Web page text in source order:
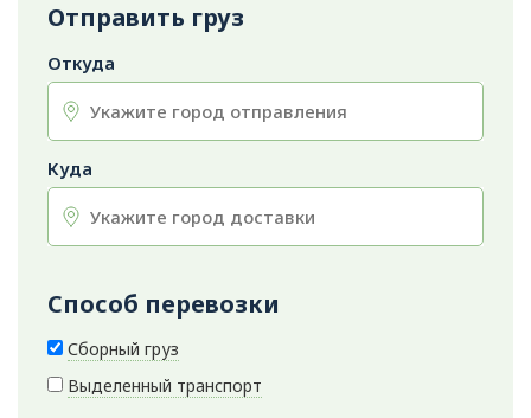
Отправить груз
Откуда
Куда
Способ перевозки
Сборный груз
Выделенный транспорт